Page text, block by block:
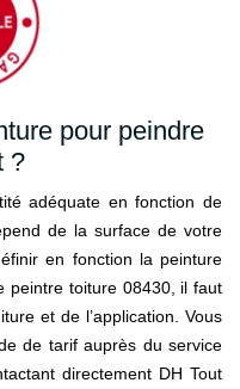
pour peindre
?
adéquate en fonction de
de la surface de votre
en fonction la peinture
peintre toiture 08430, il faut
et de l’application. Vous
de tarif auprès du service
directement DH Tout